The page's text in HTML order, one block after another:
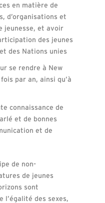
en matière de
d’organisations et
jeunesse, et avoir
des jeunes
des Nations unies
se rendre à New
par an, ainsi qu’à
connaissance de
et de bonnes
et de
de non-
de jeunes
sont
l’égalité des sexes,